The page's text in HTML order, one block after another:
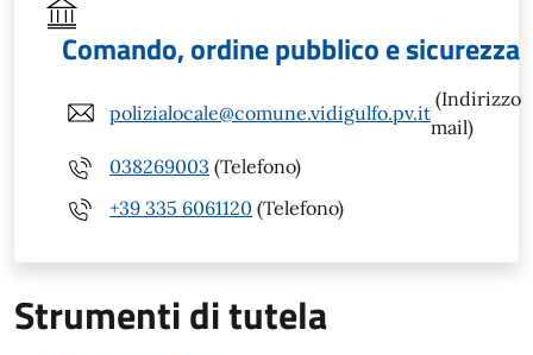
Comando, ordine pubblico e sicurezza
polizialocale@comune.vidigulfo.pv.it
(Indirizzo
mail)
038269003 (Telefono)
+39 335 6061120 (Telefono)
Strumenti di tutela